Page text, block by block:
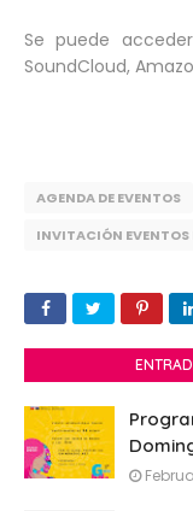
Se puede
SoundCloud,
AGENDA DE EVENTOS
INVITACIÓN EVENTOS